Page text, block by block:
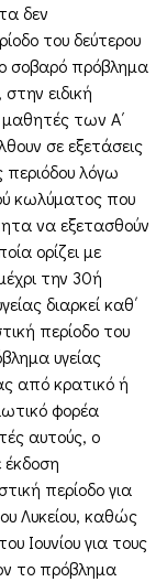
δεν
του δεύτερου
σοβαρό πρόβλημα
ειδική
μαθητές των Α΄
σε εξετάσεις
λόγω
κωλύματος που
να εξετασθούν
ορίζει με
την 30ή
διαρκεί καθ΄
περίοδο του
υγείας
από κρατικό ή
φορέα
αυτούς, ο
έκδοση
περίοδο για
Λυκείου, καθώς
Ιουνίου για τους
το πρόβλημα